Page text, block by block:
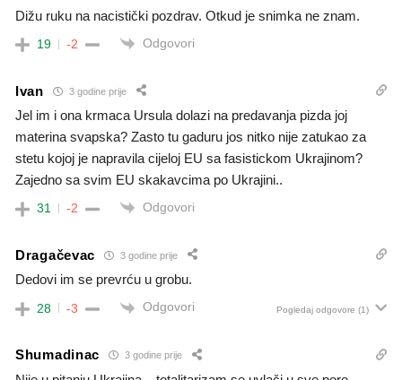
Dižu ruku na nacistički pozdrav. Otkud je snimka ne znam.
19 -2 Odgovori
Ivan 3 godine prije
Jel im i ona krmaca Ursula dolazi na predavanja pizda joj
materina svapska? Zasto tu gaduru jos nitko nije zatukao za
stetu kojoj je napravila cijeloj EU sa fasistickom Ukrajinom?
Zajedno sa svim EU skakavcima po Ukrajini..
31 -2 Odgovori
Dragačevac 3 godine prije
Dedovi im se prevrću u grobu.
28 -3 Odgovori Pogledaj odgovore (1)
Shumadinac 3 godine prije